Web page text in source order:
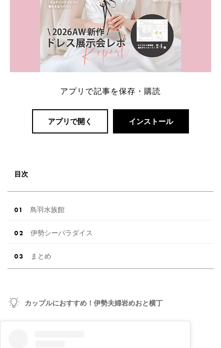
アプリで記事を保存・購読
アプリで開く インストール
目次
鳥羽水族館
伊勢シーパラダイス
まとめ
カップルにおすすめ！伊勢夫婦岩めおと横丁